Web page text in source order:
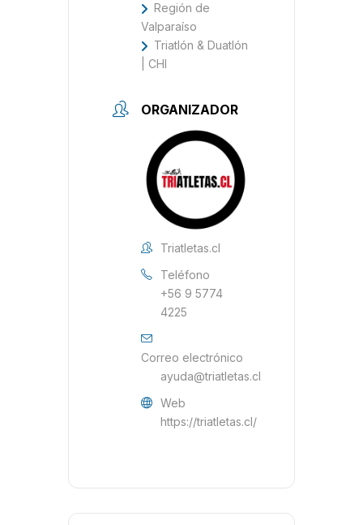
Región de
Valparaíso
Triatlón & Duatlón
| CHI
ORGANIZADOR
Triatletas.cl
Teléfono
+56 9 5774
4225
Correo electrónico
ayuda@triatletas.cl
Web
https://triatletas.cl/